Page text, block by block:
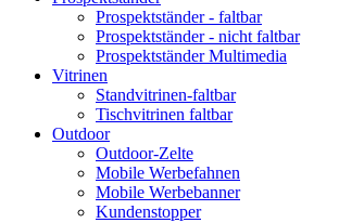
Prospektständer - faltbar
Prospektständer - nicht faltbar
Prospektständer Multimedia
Vitrinen
Standvitrinen-faltbar
Tischvitrinen faltbar
Outdoor
Outdoor-Zelte
Mobile Werbefahnen
Mobile Werbebanner
Kundenstopper